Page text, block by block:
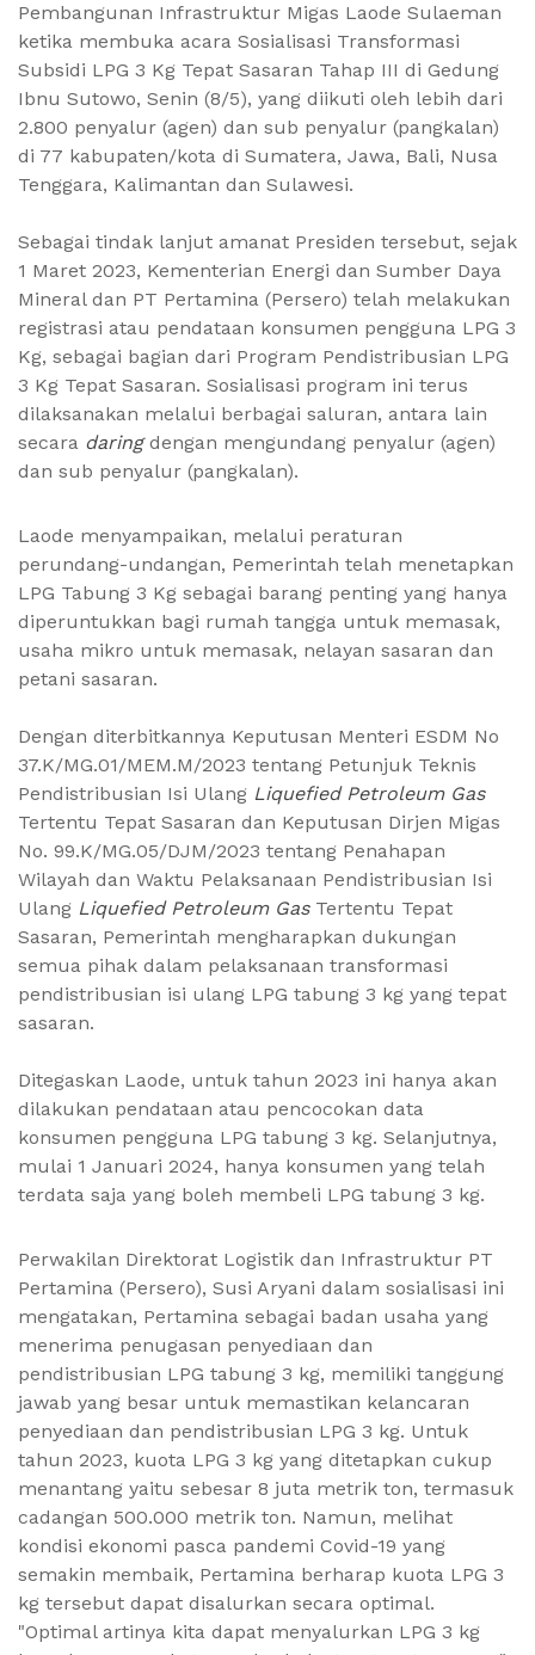
Pembangunan Infrastruktur Migas Laode Sulaeman
ketika membuka acara Sosialisasi Transformasi
Subsidi LPG 3 Kg Tepat Sasaran Tahap III di Gedung
Ibnu Sutowo, Senin (8/5), yang diikuti oleh lebih dari
2.800 penyalur (agen) dan sub penyalur (pangkalan)
di 77 kabupaten/kota di Sumatera, Jawa, Bali, Nusa
Tenggara, Kalimantan dan Sulawesi.
Sebagai tindak lanjut amanat Presiden tersebut, sejak
1 Maret 2023, Kementerian Energi dan Sumber Daya
Mineral dan PT Pertamina (Persero) telah melakukan
registrasi atau pendataan konsumen pengguna LPG 3
Kg, sebagai bagian dari Program Pendistribusian LPG
3 Kg Tepat Sasaran. Sosialisasi program ini terus
dilaksanakan melalui berbagai saluran, antara lain
secara daringdengan mengundang penyalur (agen)
dan sub penyalur (pangkalan).
Laode menyampaikan, melalui peraturan
perundang-undangan, Pemerintah telah menetapkan
LPG Tabung 3 Kg sebagai barang penting yang hanya
diperuntukkan bagi rumah tangga untuk memasak,
usaha mikro untuk memasak, nelayan sasaran dan
petani sasaran.
Dengan diterbitkannya Keputusan Menteri ESDM No
37.K/MG.01/MEM.M/2023 tentang Petunjuk Teknis
Pendistribusian Isi Ulang Liquefied Petroleum Gas
Tertentu Tepat Sasaran dan Keputusan Dirjen Migas
No. 99.K/MG.05/DJM/2023 tentang Penahapan
Wilayah dan Waktu Pelaksanaan Pendistribusian Isi
Ulang Liquefied Petroleum GasTertentu Tepat
Sasaran, Pemerintah mengharapkan dukungan
semua pihak dalam pelaksanaan transformasi
pendistribusian isi ulang LPG tabung 3 kg yang tepat
sasaran.
Ditegaskan Laode, untuk tahun 2023 ini hanya akan
dilakukan pendataan atau pencocokan data
konsumen pengguna LPG tabung 3 kg. Selanjutnya,
mulai 1 Januari 2024, hanya konsumen yang telah
terdata saja yang boleh membeli LPG tabung 3 kg.
Perwakilan Direktorat Logistik dan Infrastruktur PT
Pertamina (Persero), Susi Aryani dalam sosialisasi ini
mengatakan, Pertamina sebagai badan usaha yang
menerima penugasan penyediaan dan
pendistribusian LPG tabung 3 kg, memiliki tanggung
jawab yang besar untuk memastikan kelancaran
penyediaan dan pendistribusian LPG 3 kg. Untuk
tahun 2023, kuota LPG 3 kg yang ditetapkan cukup
menantang yaitu sebesar 8 juta metrik ton, termasuk
cadangan 500.000 metrik ton. Namun, melihat
kondisi ekonomi pasca pandemi Covid-19 yang
semakin membaik, Pertamina berharap kuota LPG 3
kg tersebut dapat disalurkan secara optimal.
"Optimal artinya kita dapat menyalurkan LPG 3 kg